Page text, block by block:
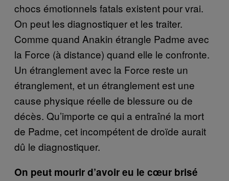
chocs émotionnels fatals existent pour vrai.
On peut les diagnostiquer et les traiter.
Comme quand Anakin étrangle Padme avec
la Force (à distance) quand elle le confronte.
Un étranglement avec la Force reste un
étranglement, et un étranglement est une
cause physique réelle de blessure ou de
décès. Qu’importe ce qui a entraîné la mort
de Padme, cet incompétent de droïde aurait
dû le diagnostiquer.
On peut mourir d’avoir eu le cœur brisé